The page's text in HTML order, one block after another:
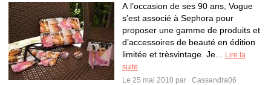
A l’occasion de ses 90 ans, Vogue
s’est associé à Sephora pour
proposer une gamme de produits et
d’accessoires de beauté en édition
limitée et trèsvintage. Je...
Lire la
suite
Le 25 mai 2010 par
Cassandra06